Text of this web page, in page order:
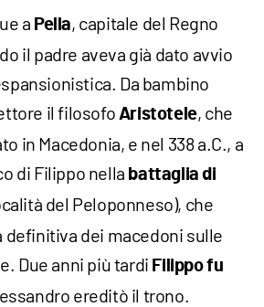
a Pella, capitale del Regno
il padre aveva già dato avvio
Da bambino
il filosofo Aristotele, che
in Macedonia, e nel 338 a.C., a
di Filippo nella battaglia di
del Peloponneso), che
dei macedoni sulle
Due anni più tardi Filippo fu
ereditò il trono.